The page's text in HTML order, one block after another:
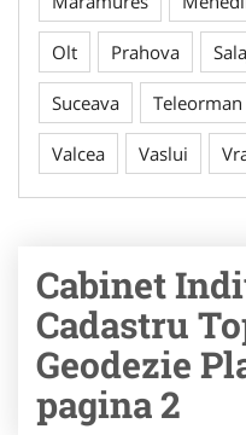
Olt Prahova
Suceava Teleorman
Valcea Vaslui
Cabinet
Cadastru
Geodezie
pagina 2